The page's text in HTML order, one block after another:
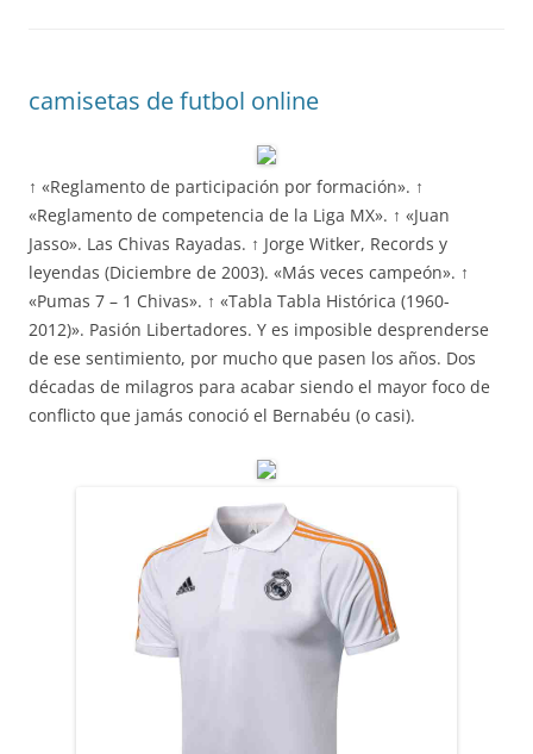
camisetas de futbol online
↑ «Reglamento de participación por formación». ↑
«Reglamento de competencia de la Liga MX». ↑ «Juan
Jasso». Las Chivas Rayadas. ↑ Jorge Witker, Records y
leyendas (Diciembre de 2003). «Más veces campeón». ↑
«Pumas 7 – 1 Chivas». ↑ «Tabla Tabla Histórica (1960-
2012)». Pasión Libertadores. Y es imposible desprenderse
de ese sentimiento, por mucho que pasen los años. Dos
décadas de milagros para acabar siendo el mayor foco de
conflicto que jamás conoció el Bernabéu (o casi).